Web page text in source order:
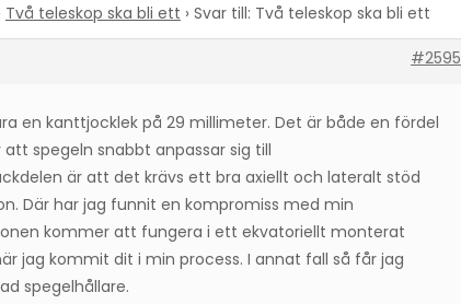
Två teleskop ska bli ett › Svar till: Två teleskop ska bli ett
#2595
en kanttjocklek på 29 millimeter. Det är både en fördel
spegeln snabbt anpassar sig till
är att det krävs ett bra axiellt och lateralt stöd
Där har jag funnit en kompromiss med min
kommer att fungera i ett ekvatoriellt monterat
jag kommit dit i min process. I annat fall så får jag
spegelhållare.